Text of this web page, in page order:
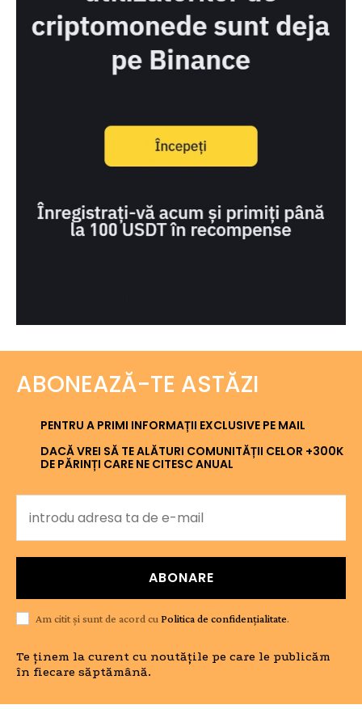
ABONEAZĂ-TE ASTĂZI
PENTRU A PRIMI INFORMAȚII EXCLUSIVE PE MAIL
DACĂ VREI SĂ TE ALĂTURI COMUNITĂȚII CELOR +300K
DE PĂRINȚI CARE NE CITESC ANUAL
ABONARE
Am citit și sunt de acord cu Politica de confidențialitate.
Te ținem la curent cu noutățile pe care le publicăm
în fiecare săptămână.